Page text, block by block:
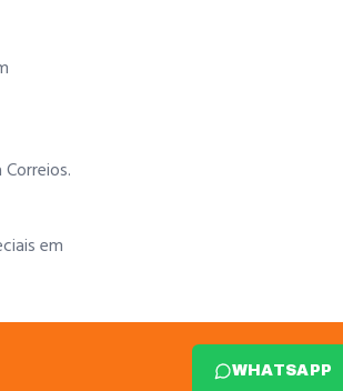
em
WHATSAPP